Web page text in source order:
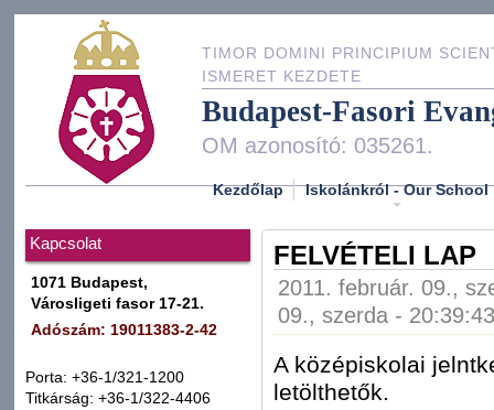
TIMOR DOMINI PRINCIPIUM
ISMERET KEZDETE
Budapest-Fasori
OM azonosító: 035261.
Kezdőlap Iskolánkról - Our School
Kapcsolat
1071 Budapest,
Városligeti fasor 17-21.
Adószám: 19011383-2-42
Porta: +36-1/321-1200
Titkárság: +36-1/322-4406
FELVÉTELI LAP
2011. február. 09.,
09., szerda - 20:39:43
A középiskolai
letölthetők.